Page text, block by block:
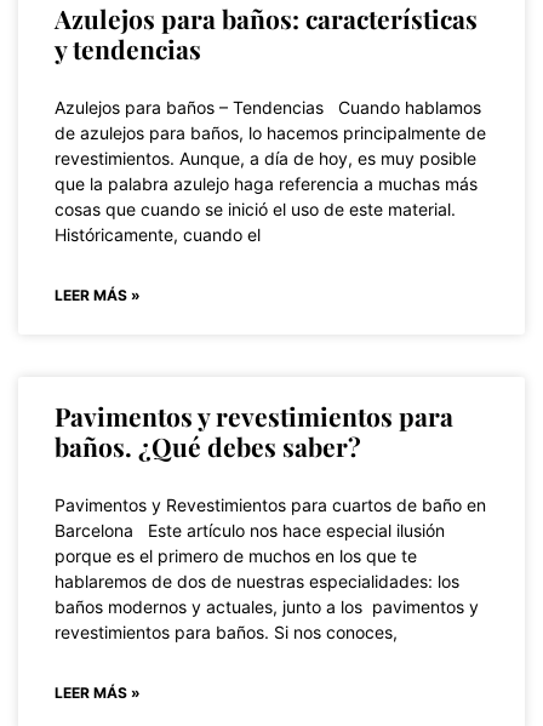
Azulejos para baños: características
y tendencias
Azulejos para baños – Tendencias Cuando hablamos
de azulejos para baños, lo hacemos principalmente de
revestimientos. Aunque, a día de hoy, es muy posible
que la palabra azulejo haga referencia a muchas más
cosas que cuando se inició el uso de este material.
Históricamente, cuando el
LEER MÁS »
Pavimentos y revestimientos para
baños. ¿Qué debes saber?
Pavimentos y Revestimientos para cuartos de baño en
Barcelona Este artículo nos hace especial ilusión
porque es el primero de muchos en los que te
hablaremos de dos de nuestras especialidades: los
baños modernos y actuales, junto a los pavimentos y
revestimientos para baños. Si nos conoces,
LEER MÁS »